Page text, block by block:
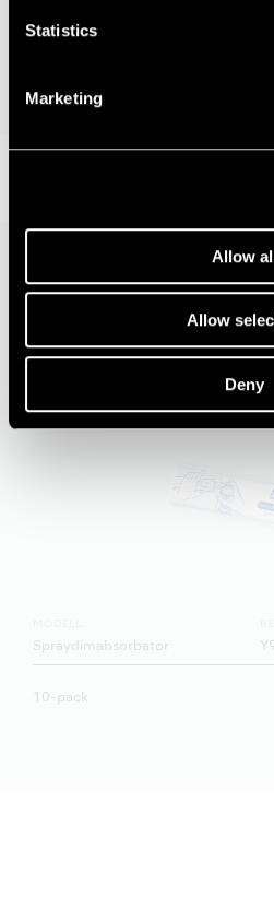
Statistics
Marketing
Allow
Allow
Deny
För ENDO-MATE TC2/DT- och
Spraydimabsorbator
10-pack